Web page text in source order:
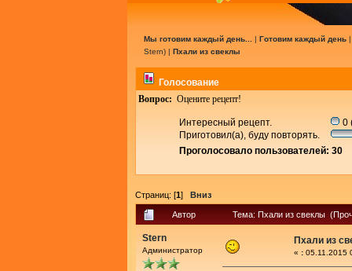
Мы готовим каждый день... | Готовим каждый день
Stern) | Пхали из свеклы
Голосование
Вопрос: Оцените рецепт!
Интересный рецепт.
0
Приготовил(а), буду повторять.
Проголосовало пользователей: 30
Страниц: [1] Вниз
Автор Тема: Пхали из свеклы
Stern
Администратор
Пхали из
« : 05.11.2015